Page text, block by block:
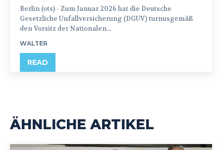
Berlin (ots) - Zum Januar 2026 hat die Deutsche
Gesetzliche Unfallversicherung (DGUV) turnusgemäß
den Vorsitz der Nationalen...
WALTER
READ
ÄHNLICHE ARTIKEL